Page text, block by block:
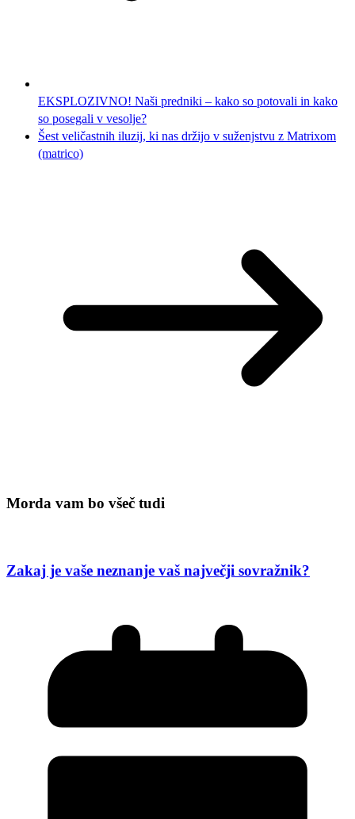
EKSPLOZIVNO! Naši predniki – kako so potovali in kako
so posegali v vesolje?
Šest veličastnih iluzij, ki nas držijo v suženjstvu z Matrixom
(matrico)
Morda vam bo všeč tudi
Zakaj je vaše neznanje vaš največji sovražnik?